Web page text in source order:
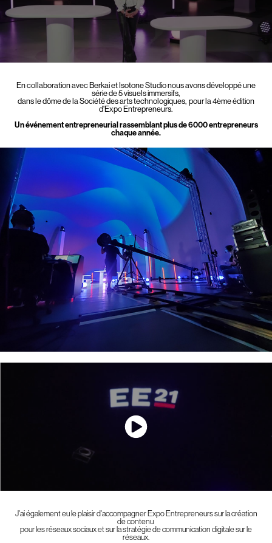
En collaboration avec Berkai et Isotone Studio nous avons développé une
série de 5 visuels immersifs,
dans le dôme de la Société des arts technologiques, pour la 4ème édition
d'Expo Entrepreneurs.
Un événement entrepreneurial rassemblant plus de 6000 entrepreneurs
chaque année.
J'ai également eu le plaisir d'accompagner Expo Entrepreneurs sur la création
de contenu
pour les réseaux sociaux et sur la stratégie de communication digitale sur le
réseaux.